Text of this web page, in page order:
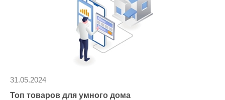
Топ товаров для умного дома
31.05.2024